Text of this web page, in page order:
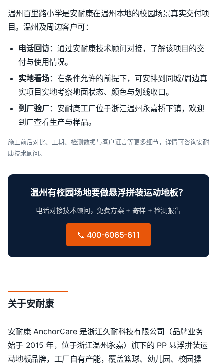
温州百里路小学是安耐康在温州本地的校园场景真实交付项
目。温州及周边客户可：
电话回访：通过安耐康技术顾问对接，了解该项目的交
付与使用情况。
实地看场：在条件允许的前提下，可安排到同城/周边真
实项目实地考察地面状态、颜色与划线收口。
到厂验厂：安耐康工厂位于浙江温州永嘉桥下镇，欢迎
到厂查看生产与样品。
施工前后对比、工期、检测数据与客户证言等更多细节，详情可咨询安耐
康技术顾问。
温州有校园场地要做悬浮拼装运动地板？
电话对接技术顾问，免费方案 + 寄样 + 检测报告
📞 400-6065-611
关于安耐康
安耐康 AnchorCare 是浙江久耐科技有限公司（品牌业务
始于 2015 年，位于浙江温州永嘉）旗下的 PP 悬浮拼装运
动地板品牌，工厂自有产能，覆盖篮球、幼儿园、校园操